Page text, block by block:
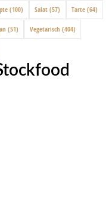
(100) Salat (57) Tarte (64)
(51) Vegetarisch (404)